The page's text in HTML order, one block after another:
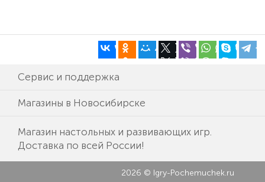
Сервис и поддержка
Магазины в Новосибирске
Магазин настольных и развивающих игр.
Доставка по всей России!
2026 © Igry-Pochemuchek.ru